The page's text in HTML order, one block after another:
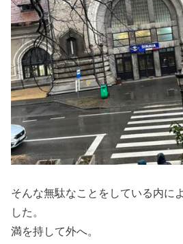
そんな無駄なことをしている内に
した。
満を持して外へ。